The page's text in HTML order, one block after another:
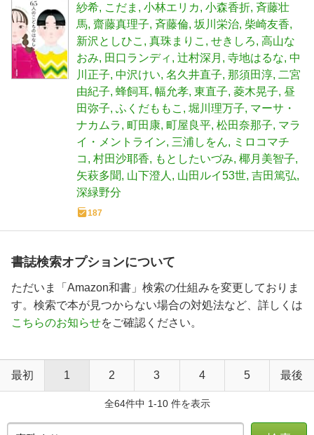
紗希 こだま 小林エリカ 小森香折 斉藤壮
馬 齋藤真理子 斉藤倫 坂川栄治 柴崎友香
新沢としひこ
真珠まりこ せきしろ
高山な
おみ
田口ランディ 辻村深月 寺地はるな 中
川正子 中沢けい 名久井直子 那須田淳 二宮
由紀子 蜂飼耳 幅允孝 東直子 菱木晃子 昼
田弥子 ふくだももこ 堀川理万子 マーサ・
ナカムラ
町田康 町屋良平 松田奈那子 マラ
イ・メントライン 三浦しをん
ミロコマチ
コ
村田沙耶香 もとしたいづみ 椰月美智子
矢萩多聞
山下澄人 山田ルイ53世 吉田篤弘
深緑野分
187
書誌検索オプションについて
ただいま「Amazon和書」検索の仕組みを変更しておりま
す。検索で本が見つからない場合の対処法など、詳しくは
こちらのお知らせをご確認ください。
最初 1 2 3 4 5 最後
全64件中 1-10 件を表示